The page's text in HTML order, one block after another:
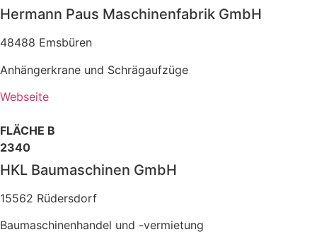
Hermann Paus Maschinenfabrik GmbH
48488 Emsbüren
Anhängerkrane und Schrägaufzüge
Webseite
FLÄCHE B
2340
HKL Baumaschinen GmbH
15562 Rüdersdorf
Baumaschinenhandel und -vermietung